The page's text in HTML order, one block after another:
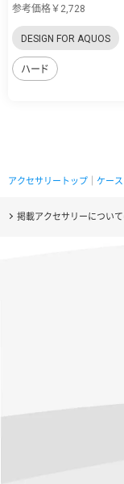
参考価格￥2,728
DESIGN FOR AQUOS
ハード
アクセサリートップ ケース
掲載アクセサリーについ